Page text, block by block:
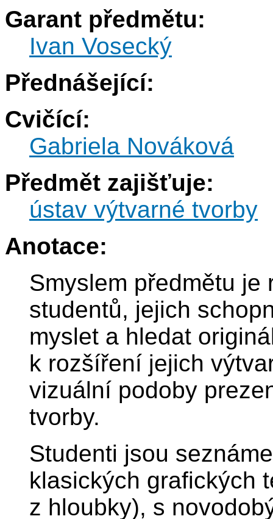
Garant předmětu:
Ivan Vosecký
Přednášející:
Cvičící:
Gabriela Nováková
Předmět zajišťuje:
ústav výtvarné tvorby
Anotace:
Smyslem předmětu
studentů, jejich
myslet a hledat
k rozšíření jejich
vizuální podoby
tvorby.
Studenti jsou
klasických grafických
z hloubky), s